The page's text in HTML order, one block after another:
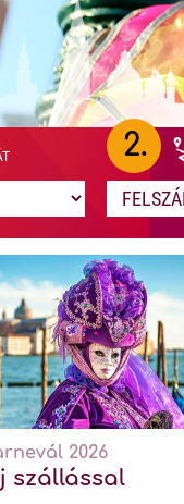
2.
2026
szállással